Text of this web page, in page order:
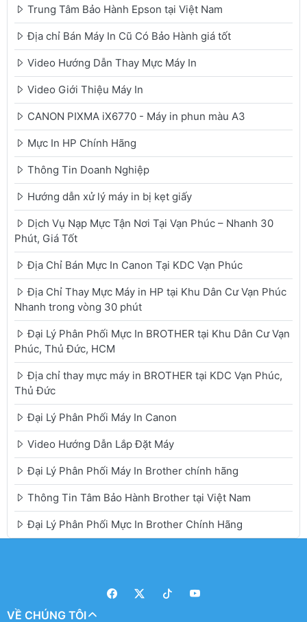
Trung Tâm Bảo Hành Epson tại Việt Nam
Địa chỉ Bán Máy In Cũ Có Bảo Hành giá tốt
Video Hướng Dẫn Thay Mực Máy In
Video Giới Thiệu Máy In
CANON PIXMA iX6770 - Máy in phun màu A3
Mực In HP Chính Hãng
Thông Tin Doanh Nghiệp
Hướng dẫn xử lý máy in bị kẹt giấy
Dịch Vụ Nạp Mực Tận Nơi Tại Vạn Phúc – Nhanh 30
Phút, Giá Tốt
Địa Chỉ Bán Mực In Canon Tại KDC Vạn Phúc
Địa Chỉ Thay Mực Máy in HP tại Khu Dân Cư Vạn Phúc
Nhanh trong vòng 30 phút
Đại Lý Phân Phối Mực In BROTHER tại Khu Dân Cư Vạn
Phúc, Thủ Đức, HCM
Địa chỉ thay mực máy in BROTHER tại KDC Vạn Phúc,
Thủ Đức
Đại Lý Phân Phối Máy In Canon
Video Hướng Dẫn Lắp Đặt Máy
Đại Lý Phân Phối Máy In Brother chính hãng
Thông Tin Tâm Bảo Hành Brother tại Việt Nam
Đại Lý Phân Phối Mực In Brother Chính Hãng
VỀ CHÚNG TÔI